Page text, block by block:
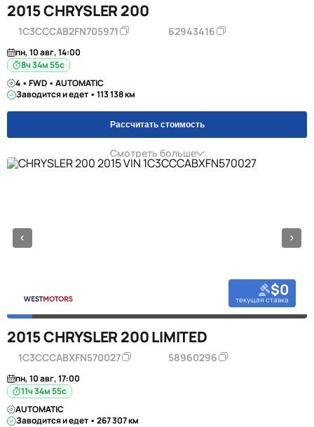
2015 CHRYSLER 200
1C3CCCAB2FN705971 62943416
пн, 10 авг, 14:00
8ч 34м 55с
4 • FWD • AUTOMATIC
Заводится и едет • 113 138 км
Рассчитать стоимость
Смотреть больше
$0
текущая ставка
2015 CHRYSLER 200 LIMITED
1C3CCCABXFN570027 58960296
пн, 10 авг, 17:00
11ч 34м 55с
AUTOMATIC
Заводится и едет • 267 307 км